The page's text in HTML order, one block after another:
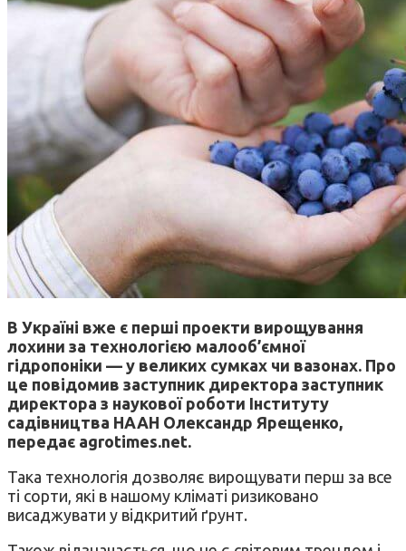
В Україні вже є перші проекти вирощування
лохини за технологією малооб’ємної
гідропоніки — у великих сумках чи вазонах. Про
це повідомив заступник директора заступник
директора з наукової роботи Інституту
садівництва НААН Олександр Ярещенко,
передає agrotimes.net.
Така технологія дозволяє вирощувати перш за все
ті сорти, які в нашому кліматі ризиковано
висаджувати у відкритий ґрунт.